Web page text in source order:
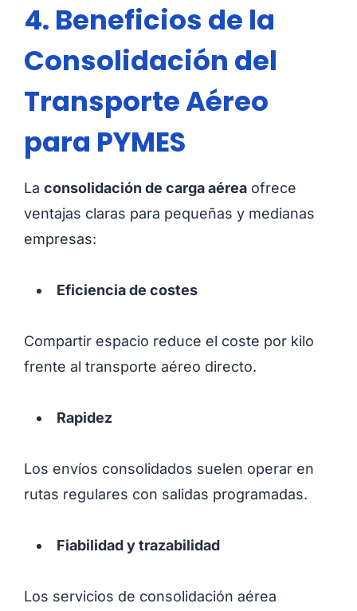
4. Beneficios de la
Consolidación del
Transporte Aéreo
para PYMES
La consolidación de carga aérea ofrece
ventajas claras para pequeñas y medianas
empresas:
Eficiencia de costes
Compartir espacio reduce el coste por kilo
frente al transporte aéreo directo.
Rapidez
Los envíos consolidados suelen operar en
rutas regulares con salidas programadas.
Fiabilidad y trazabilidad
Los servicios de consolidación aérea